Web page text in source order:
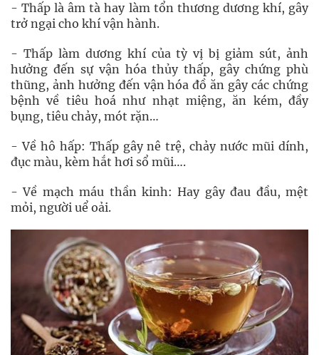
- Thấp là âm tà hay làm tổn thương dương khí, gây
trở ngại cho khí vận hành.
- Thấp làm dương khí của tỳ vị bị giảm sút, ảnh
hưởng đến sự vận hóa thủy thấp, gây chứng phù
thũng, ảnh hưởng đến vận hóa đồ ăn gây các chứng
bệnh về tiêu hoá như nhạt miệng, ăn kém, đầy
bụng, tiêu chảy, mót rặn…
- Về hô hấp: Thấp gây nê trệ, chảy nước mũi dính,
đục màu, kèm hắt hơi sổ mũi….
- Về mạch máu thần kinh: Hay gây đau đầu, mệt
mỏi, người uể oải.